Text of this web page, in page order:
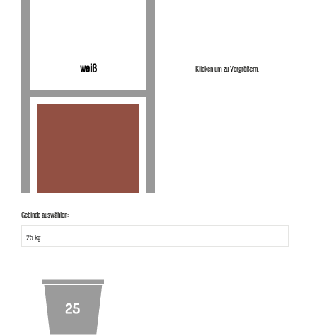
weiß
CC Granat 0
Klicken um zu Vergrößern.
Gebinde auswählen: